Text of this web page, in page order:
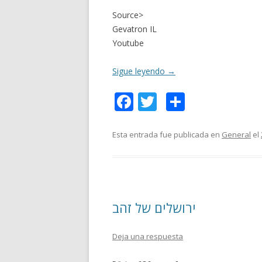
Source>
Gevatron IL
Youtube
Sigue leyendo →
F
e
k
T
itt m
r
Esta entrada fue publicada en General el
ירושלים של זהב
Deja una respuesta